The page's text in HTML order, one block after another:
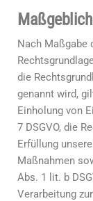
Nach Maßgabe
die
genannt wird,
Einholung von
7 DSGVO, die
Erfüllung
Maßnahmen
Abs. 1 lit. b
Verarbeitung